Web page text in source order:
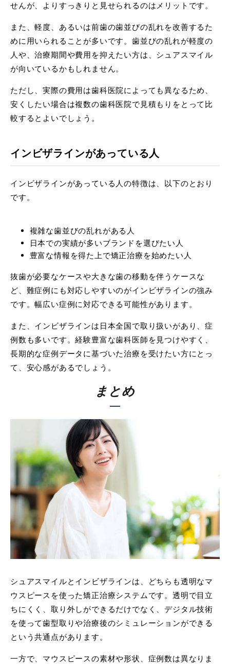
せんが、よりすっきりと見せられるのはメリットです。
また、軽度、あるいは前歯の歯並びの乱れを改善するた
めに用いられることが多いです。歯並びの乱れが軽度の
人や、治療期間や費用を抑えたい方は、シュアスマイル
が向いているかもしれません。
ただし、実際の費用は歯科医院によっても異なるため、
安くしたい場合は複数の歯科医院で見積もりをとって比
較するとよいでしょう。
インビザラインがあっている人
インビザラインがあっている人の特徴は、以下のとおり
です。
複雑な歯並びの乱れがある人
日本での実績が多いブランドを選びたい人
豊富な情報を得た上で矯正治療を始めたい人
抜歯が必要なケースや大きな歯の移動を伴うケースな
ど、難症例にも対応しやすいのがインビザラインの強み
です。幅広い症例に対応できる可能性があります。
また、インビザラインは日本全国で取り扱いがあり、症
例数も多いです。経験豊富な歯科医師を見つけやすく、
長期的な症例データに基づいた治療を受けたい方にとっ
て、安心感があるでしょう。
まとめ
シュアスマイルとインビザラインは、どちらも透明なマ
ウスピースを使った矯正治療システムです。透明で目立
ちにくく、取り外しができるだけでなく、デジタル技術
を使って歯型取りや治療後のシミュレーションができる
という共通点があります。
一方で、マウスピースの素材や形状、症例数は異なりま